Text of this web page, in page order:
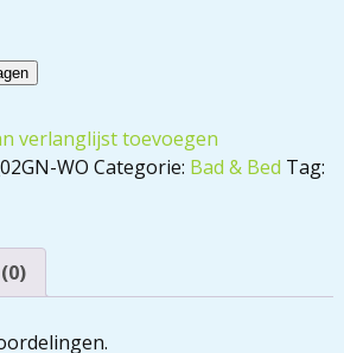
verlanglijst toevoegen
WO Categorie: Bad & Bed Tag: